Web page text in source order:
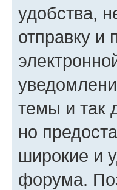
удобства,
отправку и
темы и так
но
широкие и
форума.